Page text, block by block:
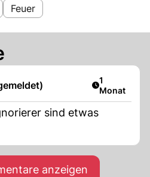
Feuer
Artikel
1
Monat
sind etwas
anzeigen